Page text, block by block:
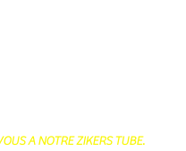
A NOTRE ZIKERS TUBE.